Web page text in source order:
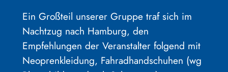
Ein Großteil unserer Gruppe traf sich im
Nachtzug nach Hamburg, den
Empfehlungen der Veranstalter folgend mit
Neoprenkleidung, Fahradhandschuhen (wg